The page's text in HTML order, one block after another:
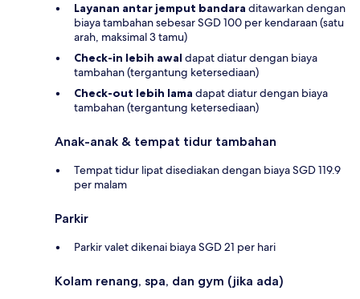
Layanan antar jemput bandara ditawarkan dengan
biaya tambahan sebesar SGD 100 per kendaraan (satu
arah, maksimal 3 tamu)
Check-in lebih awal dapat diatur dengan biaya
tambahan (tergantung ketersediaan)
Check-out lebih lama dapat diatur dengan biaya
tambahan (tergantung ketersediaan)
Anak-anak & tempat tidur tambahan
Tempat tidur lipat disediakan dengan biaya SGD 119.9
per malam
Parkir
Parkir valet dikenai biaya SGD 21 per hari
Kolam renang, spa, dan gym (jika ada)